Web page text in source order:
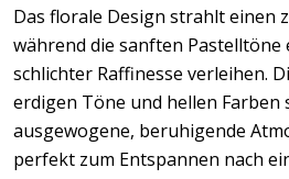
Das florale Design strahlt einen
während die sanften Pastelltöne
schlichter Raffinesse verleihen.
erdigen Töne und hellen Farben
ausgewogene, beruhigende
perfekt zum Entspannen nach